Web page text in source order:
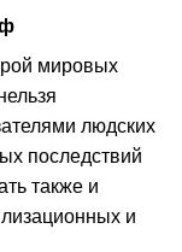
мировых
людских
последствий
также и
и